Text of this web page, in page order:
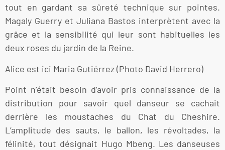
tout en gardant sa sûreté technique sur pointes.
Magaly Guerry et Juliana Bastos interprètent avec la
grâce et la sensibilité qui leur sont habituelles les
deux roses du jardin de la Reine.
Alice est ici Maria Gutiérrez (Photo David Herrero)
Point n’était besoin d’avoir pris connaissance de la
distribution pour savoir quel danseur se cachait
derrière les moustaches du Chat du Cheshire.
L’amplitude des sauts, le ballon, les révoltades, la
félinité, tout désignait Hugo Mbeng. Les danseuses